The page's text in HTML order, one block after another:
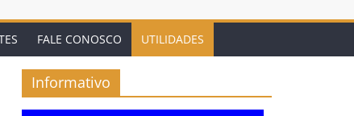
FALE CONOSCO UTILIDADES
Informativo